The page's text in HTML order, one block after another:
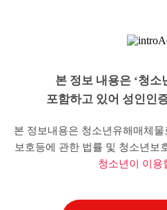
본 정보 내용은 ‘청소
포함하고 있어 성인인
본 정보내용은 청소년유해매체
보호등에 관한 법률 및 청소년보
청소년이 이용